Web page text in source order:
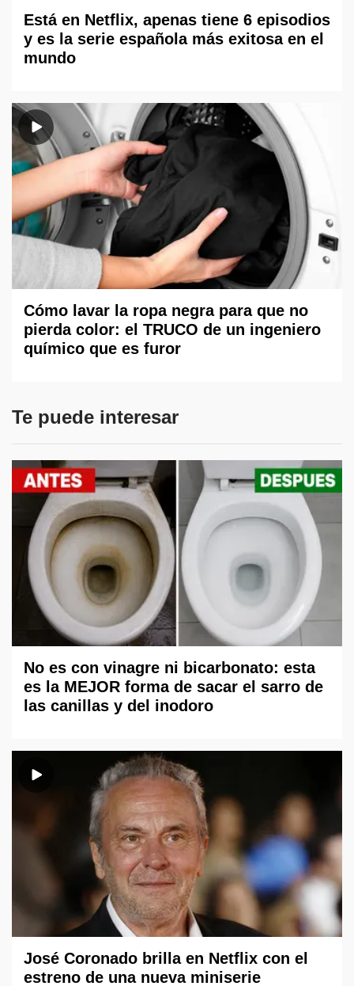
Está en Netflix, apenas tiene 6 episodios
y es la serie española más exitosa en el
mundo
Cómo lavar la ropa negra para que no
pierda color: el TRUCO de un ingeniero
químico que es furor
Te puede interesar
No es con vinagre ni bicarbonato: esta
es la MEJOR forma de sacar el sarro de
las canillas y del inodoro
José Coronado brilla en Netflix con el
estreno de una nueva miniserie